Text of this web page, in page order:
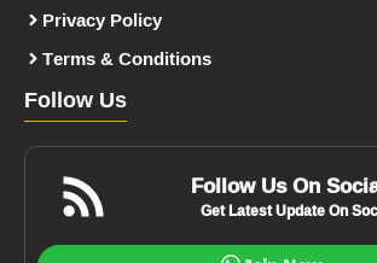
Privacy Policy
Terms & Conditions
Follow Us
Follow Us On
Get Latest Update On